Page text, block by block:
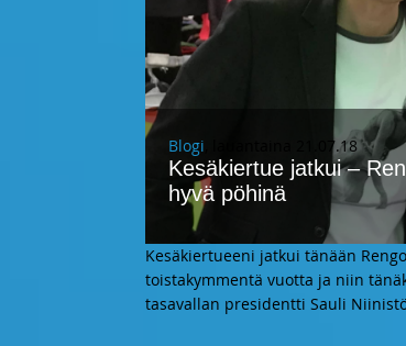
Blogi , lauantaina 21.07.18
Kesäkiertue jatkui –
hyvä pöhinä
Kesäkiertueeni jatkui tänään
toistakymmentä vuotta ja niin
tasavallan presidentti Sauli